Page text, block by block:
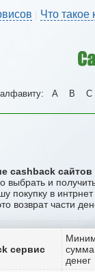
Что такое
A B C
cashback
выбрать и
покупку в
возврат части
сервис
денег